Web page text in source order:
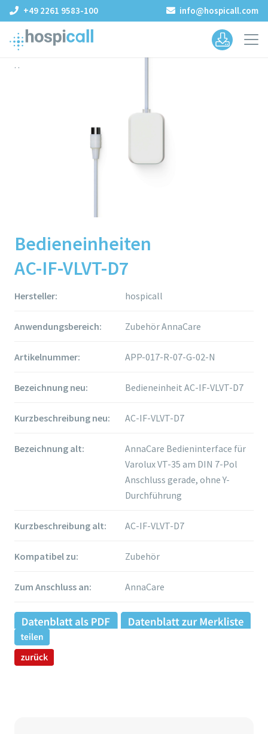
+49 2261 9583-100 info@hospicall.com
. .
Bedieneinheiten
AC-IF-VLVT-D7
Hersteller: hospicall
Anwendungsbereich: Zubehör AnnaCare
Artikelnummer: APP-017-R-07-G-02-N
Bezeichnung neu: Bedieneinheit AC-IF-VLVT-D7
Kurzbeschreibung neu: AC-IF-VLVT-D7
Bezeichnung alt:
AnnaCare Bedieninterface für
Varolux VT-35 am DIN 7-Pol
Anschluss gerade, ohne Y-
Durchführung
Kurzbeschreibung alt: AC-IF-VLVT-D7
Kompatibel zu: Zubehör
Zum Anschluss an: AnnaCare